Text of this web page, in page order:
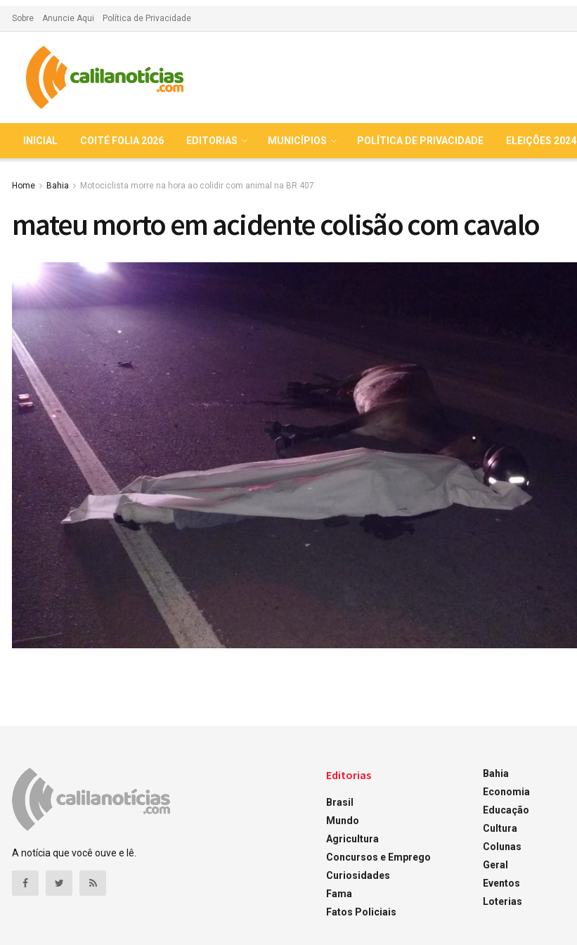
Sobre Anuncie Aqui Política de Privacidade
INICIAL COITÉ FOLIA 2026 EDITORIAS MUNICÍPIOS POLÍTICA DE PRIVACIDADE ELEIÇÕES 2024
Home Bahia Motociclista morre na hora ao colidir com animal na BR 407
mateu morto em acidente colisão com cavalo
A notícia que você ouve e lê.
Editorias
Brasil
Mundo
Agricultura
Concursos e Emprego
Curiosidades
Fama
Fatos Policiais
Bahia
Economia
Educação
Cultura
Colunas
Geral
Eventos
Loterias